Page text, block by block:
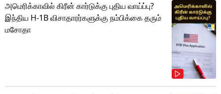
அமெரிக்காவில் கிரீன் கார்டுக்கு புதிய வாய்ப்பு?
இந்திய H-1B விசாதாரர்களுக்கு நம்பிக்கை தரும்
மசோதா